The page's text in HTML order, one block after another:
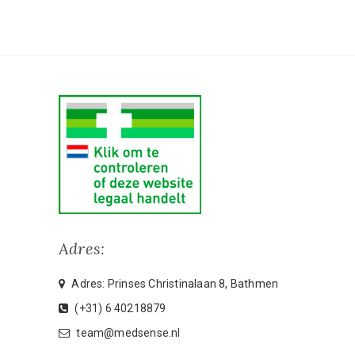
Adres:
Adres: Prinses Christinalaan 8, Bathmen
(+31) 6 40218879
team@medsense.nl